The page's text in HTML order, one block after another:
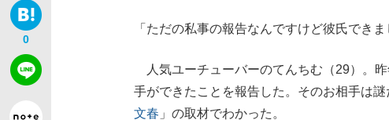
【独自】昭和の大女優・小川真由美（享年86）が
0
「ただの私事の報告なんですけど彼氏できま
人気ユーチューバーのてんちむ（29）。
手ができたことを報告した。そのお相手は
文春 」の取材でわかった。